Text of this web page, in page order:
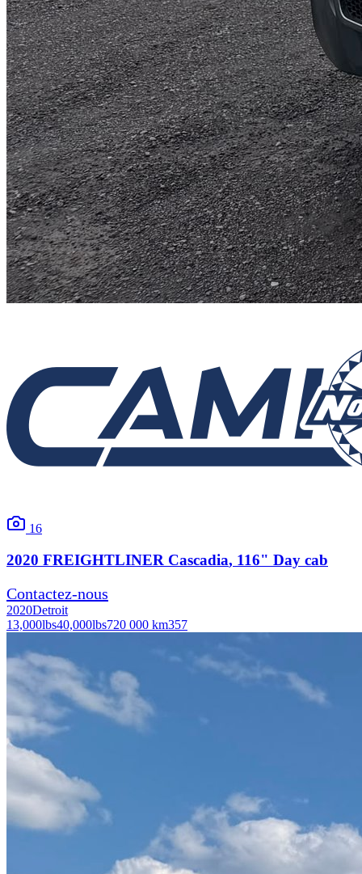
16
2020 FREIGHTLINER Cascadia, 116" Day cab
Contactez-nous
2020Detroit
13,000lbs40,000lbs720 000 km357